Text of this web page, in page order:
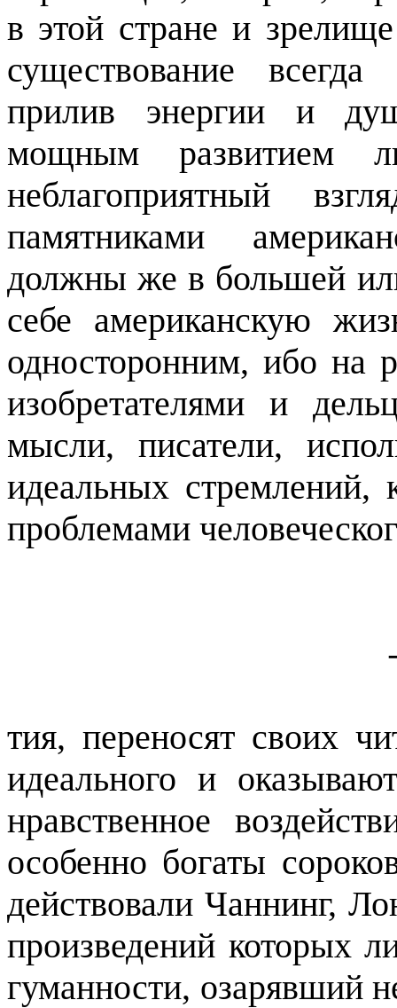
в этой стране и
существование
прилив энергии и
мощным развитием
неблагоприятный
памятниками
должны же в большей
себе американскую
односторонним, ибо на
изобретателями и
мысли, писатели,
идеальных стремлений,
проблемами
тия, переносят своих
идеального и
нравственное
особенно богаты
действовали Чаннинг,
произведений которых
гуманности, озарявший